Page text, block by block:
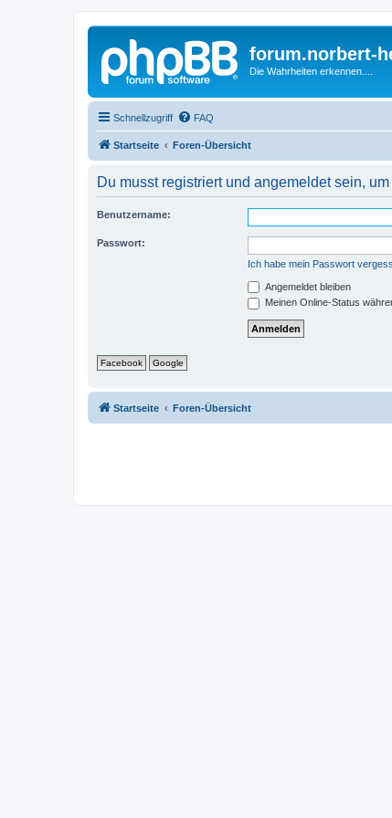
forum.norbert-
Die Wahrheiten erkennen....
Schnellzugriff FAQ
Startseite Foren-Übersicht
Du musst registriert und angemeldet sein,
Benutzername:
Passwort:
Ich habe mein Passwort
Angemeldet bleiben
Meinen Online-Status
Facebook Google
Startseite Foren-Übersicht